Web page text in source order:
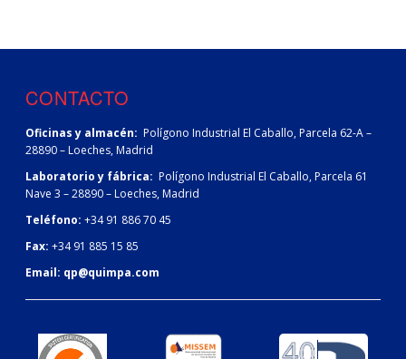
CONTACTO
Oficinas y almacén: Polígono Industrial El Caballo, Parcela 62-A –
28890 – Loeches, Madrid
Laboratorio y fábrica: Polígono Industrial El Caballo, Parcela 61
Nave 3 – 28890 – Loeches, Madrid
Teléfono: +34 91 886 70 45
Fax: +34 91 885 15 85
Email: qp@quimpa.com